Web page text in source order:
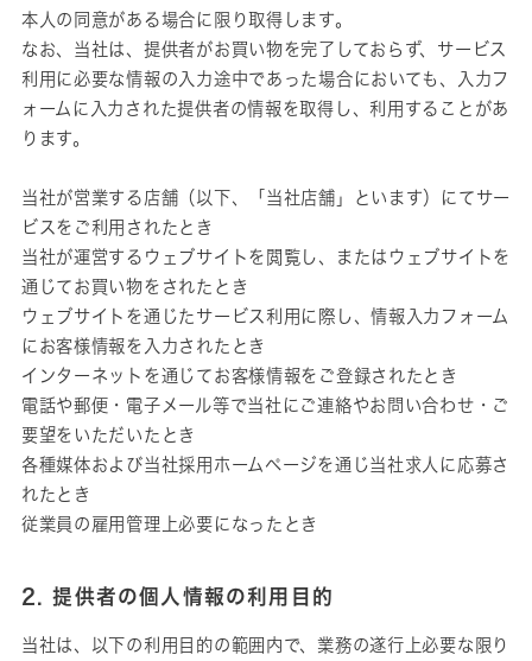
本人の同意がある場合に限り取得します。
なお、当社は、提供者がお買い物を完了しておらず、サービス
利用に必要な情報の入力途中であった場合においても、入力フ
ォームに入力された提供者の情報を取得し、利用することがあ
ります。
当社が営業する店舗（以下、「当社店舗」といます）にてサー
ビスをご利用されたとき
当社が運営するウェブサイトを閲覧し、またはウェブサイトを
通じてお買い物をされたとき
ウェブサイトを通じたサービス利用に際し、情報入力フォーム
にお客様情報を入力されたとき
インターネットを通じてお客様情報をご登録されたとき
電話や郵便・電子メール等で当社にご連絡やお問い合わせ・ご
要望をいただいたとき
各種媒体および当社採用ホームページを通じ当社求人に応募さ
れたとき
従業員の雇用管理上必要になったとき
2. 提供者の個人情報の利用目的
当社は、以下の利用目的の範囲内で、業務の遂行上必要な限り